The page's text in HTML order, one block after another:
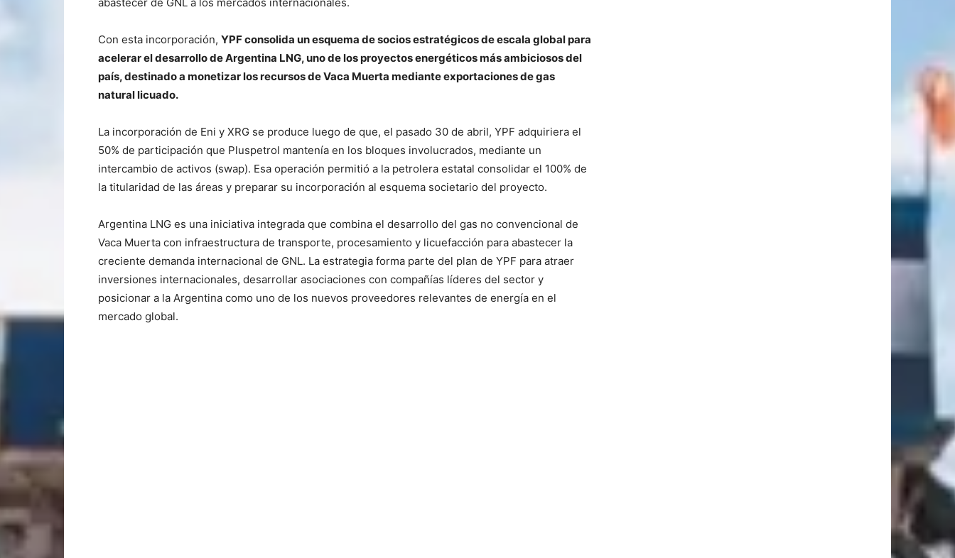
Con esta incorporación, YPF consolida un esquema de socios estratégicos de escala global para
acelerar el desarrollo de Argentina LNG, uno de los proyectos energéticos más ambiciosos del
país, destinado a monetizar los recursos de Vaca Muerta mediante exportaciones de gas
natural licuado.
La incorporación de Eni y XRG se produce luego de que, el pasado 30 de abril, YPF adquiriera el
50% de participación que Pluspetrol mantenía en los bloques involucrados, mediante un
intercambio de activos (swap). Esa operación permitió a la petrolera estatal consolidar el 100% de
la titularidad de las áreas y preparar su incorporación al esquema societario del proyecto.
Argentina LNG es una iniciativa integrada que combina el desarrollo del gas no convencional de
Vaca Muerta con infraestructura de transporte, procesamiento y licuefacción para abastecer la
creciente demanda internacional de GNL. La estrategia forma parte del plan de YPF para atraer
inversiones internacionales, desarrollar asociaciones con compañías líderes del sector y
posicionar a la Argentina como uno de los nuevos proveedores relevantes de energía en el
mercado global.